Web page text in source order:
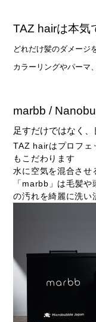
TAZ hairは本気
どれだけ髪のダメージ
カラーリングやパーマ
marbb /
足すだけではなく
TAZ hairはプロフェ
もこだわります
水に空気を混合させ
「marbb」は毛髪や
の汚れを綺麗に洗い